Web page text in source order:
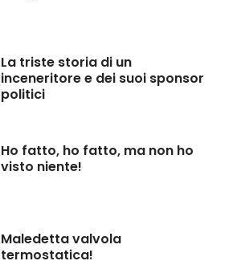
La triste storia di un
inceneritore e dei suoi sponsor
politici
Ho fatto, ho fatto, ma non ho
visto niente!
Maledetta valvola
termostatica!